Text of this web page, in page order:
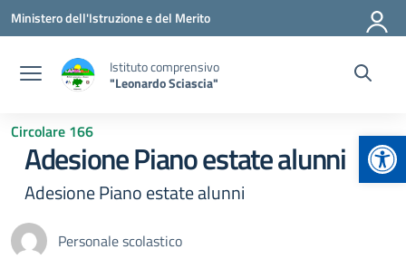
Vai ai contenuti
Vai al menu di navigazione
Vai al footer
Ministero dell'Istruzione e del Merito
Istituto comprensivo
"Leonardo Sciascia"
Circolare 166
Adesione Piano estate alunni
Adesione Piano estate alunni
Personale scolastico